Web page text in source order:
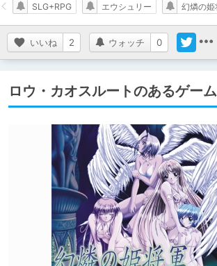
いいね 2 ウォッチ 0
SLG+RPG エウシュリー 幻燐の姫
ロウ・カオスルートのあるゲー